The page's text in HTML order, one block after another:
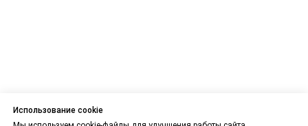
Использование cookie